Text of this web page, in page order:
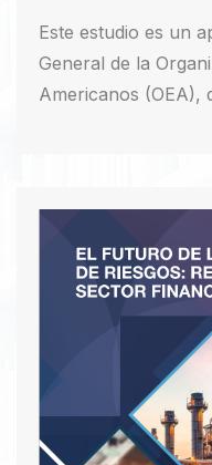
Este estudio es un
General de la
Americanos (OEA),
capacidades y
crecientes
aborda la región
Descargar PDF